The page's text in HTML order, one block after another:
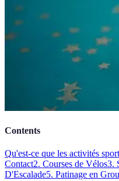
Contents
Qu'est-ce que les activités
Contact2. Courses de Vélos3.
D'Escalade5. Patinage en